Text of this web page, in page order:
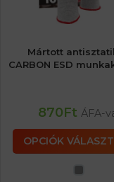
Mártott
CARBON ESD
870Ft ÁFA-
OPCIÓK